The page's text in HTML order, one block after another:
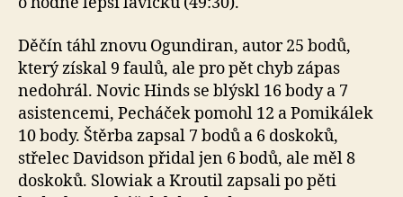
Děčín táhl znovu Ogundiran, autor 25 bodů,
který získal 9 faulů, ale pro pět chyb zápas
nedohrál. Novic Hinds se blýskl 16 body a 7
asistencemi, Pecháček pomohl 12 a Pomikálek
10 body. Štěrba zapsal 7 bodů a 6 doskoků,
střelec Davidson přidal jen 6 bodů, ale měl 8
doskoků. Slowiak a Kroutil zapsali po pěti